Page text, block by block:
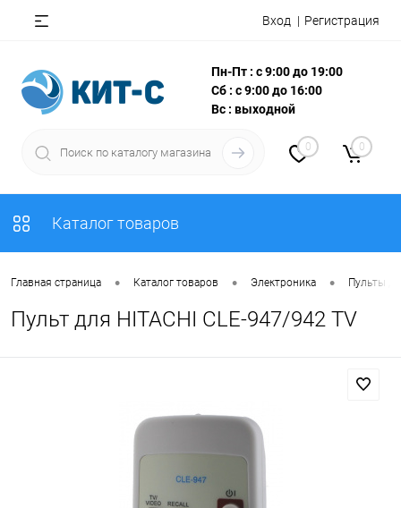
Вход Регистрация
Пн-Пт : с 9:00 до 19:00
Сб : с 9:00 до 16:00
Вс : выходной
0 0
Каталог товаров
Главная страница • Каталог товаров • Электроника • Пульты
Пульт для HITACHI CLE-947/942 TV